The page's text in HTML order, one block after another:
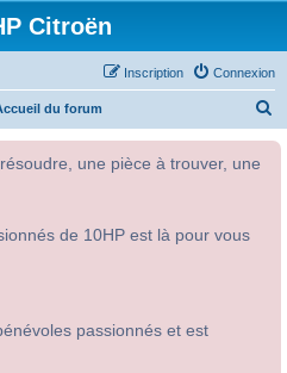
Citroën
Connexion
Inscription
du forum
une pièce à trouver, une
de 10HP est là pour vous
passionnés et est